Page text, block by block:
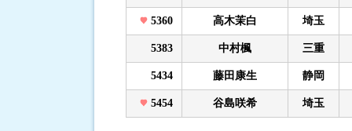
5360 高木茉白 埼玉
5383 中村楓 三重
5434 藤田康生 静岡
5454 谷島咲希 埼玉